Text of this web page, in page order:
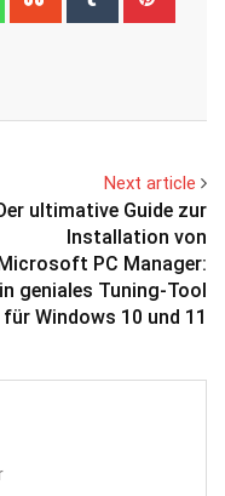
Next article
ultimative Guide zur
Installation von
PC Manager:
geniales Tuning-Tool
für Windows 10 und 11